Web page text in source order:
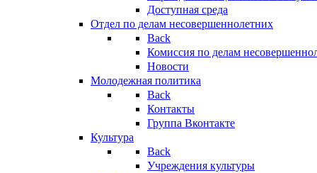
Доступная среда
Отдел по делам несовершеннолетних
Back
Комиссия по делам
Новости
Молодежная политика
Back
Контакты
Группа Вконтакте
Культура
Back
Учреждения культуры